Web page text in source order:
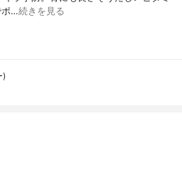
ポ…続きを見る
)